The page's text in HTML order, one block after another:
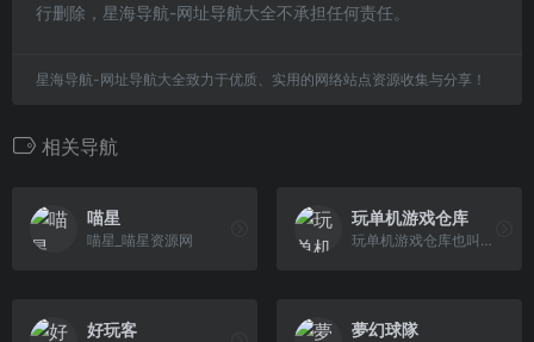
行删除，星海导航-网址导航大全不承担任何责任。
星海导航-网址导航大全致力于优质、实用的网络站点资源收集与分享！
相关导航
喵星
喵星_喵星资源网
玩单机游戏仓库
玩单机游戏仓库也叫玩单机网，提供单机游戏试玩与正版游戏推荐，提供单机游戏下载、游戏修改器下载、steam游戏账号分享。
好玩客 夢幻球隊